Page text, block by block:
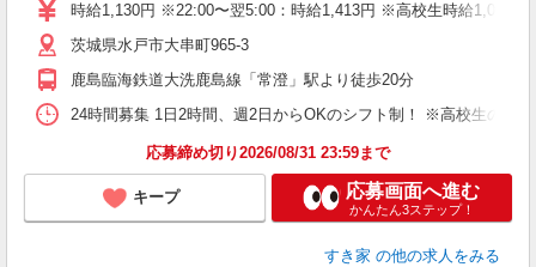
時給1,130円 ※22:00〜翌5:00：時給1,413円 ※高校生時給1,074
茨城県水戸市大串町965-3
鹿島臨海鉄道大洗鹿島線「常澄」駅より徒歩20分
24時間募集 1日2時間、週2日からOKのシフト制！ ※高校生のシ
応募締め切り2026/08/31 23:59まで
キープ 応募画面へ進む
かんたん3ステップ！
すき家 の他の求人をみる